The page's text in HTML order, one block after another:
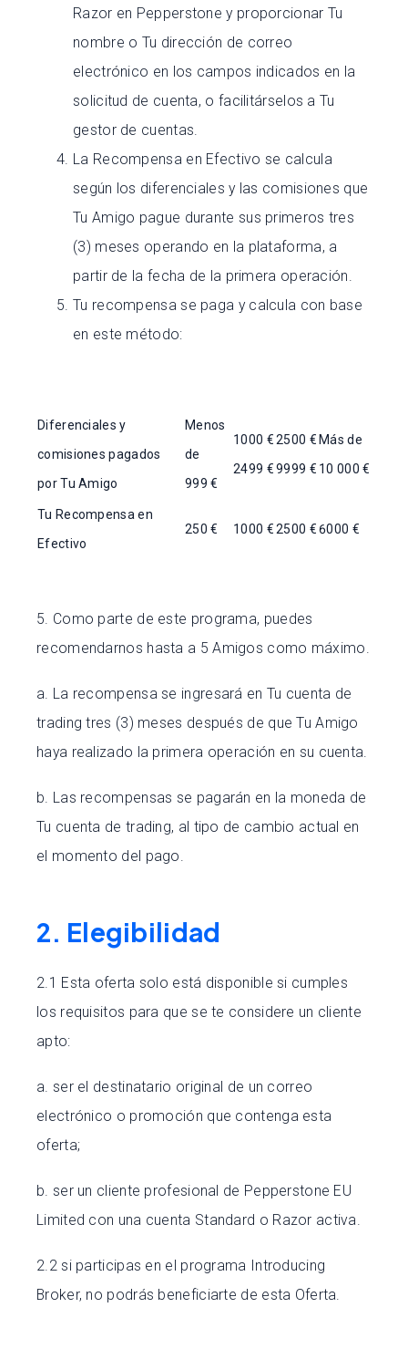
Razor en Pepperstone y proporcionar Tu
nombre o Tu dirección de correo
electrónico en los campos indicados en la
solicitud de cuenta, o facilitárselos a Tu
gestor de cuentas.
La Recompensa en Efectivo se calcula
según los diferenciales y las comisiones que
Tu Amigo pague durante sus primeros tres
(3) meses operando en la plataforma, a
partir de la fecha de la primera operación.
Tu recompensa se paga y calcula con base
en este método:
Diferenciales y
comisiones pagados
por Tu Amigo
Menos
de
999 €
1000 €
2499 €
2500 €
9999 €
Más de
10 000 €
Tu Recompensa en
Efectivo
250 € 1000 €2500 €6000 €
5. Como parte de este programa, puedes
recomendarnos hasta a 5 Amigos como máximo.
a. La recompensa se ingresará en Tu cuenta de
trading tres (3) meses después de que Tu Amigo
haya realizado la primera operación en su cuenta.
b. Las recompensas se pagarán en la moneda de
Tu cuenta de trading, al tipo de cambio actual en
el momento del pago.
2. Elegibilidad
2.1 Esta oferta solo está disponible si cumples
los requisitos para que se te considere un cliente
apto:
a. ser el destinatario original de un correo
electrónico o promoción que contenga esta
oferta;
b. ser un cliente profesional de Pepperstone EU
Limited con una cuenta Standard o Razor activa.
2.2 si participas en el programa Introducing
Broker, no podrás beneficiarte de esta Oferta.